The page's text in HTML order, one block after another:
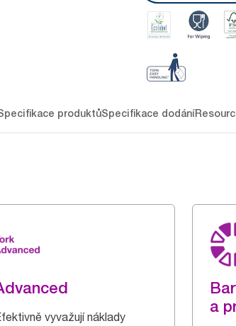
produktůSpecifikace dodání
vyvažují náklady
a